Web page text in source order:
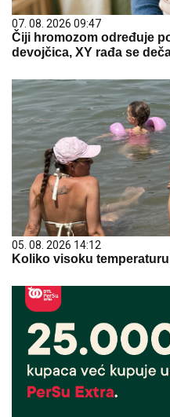
07. 08. 2026 09:47
Čiji hromozom određuje
devojčica, XY rađa se
05. 08. 2026 14:12
Koliko visoku